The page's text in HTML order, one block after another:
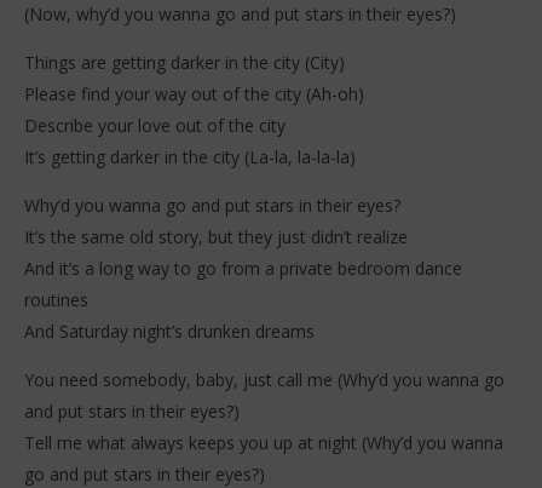
(Now, why’d you wanna go and put stars in their eyes?)
Things are getting darker in the city (City)
Please find your way out of the city (Ah-oh)
Describe your love out of the city
It’s getting darker in the city (La-la, la-la-la)
Why’d you wanna go and put stars in their eyes?
It’s the same old story, but they just didn’t realize
And it’s a long way to go from a private bedroom dance
routines
And Saturday night’s drunken dreams
You need somebody, baby, just call me (Why’d you wanna go
and put stars in their eyes?)
Tell me what always keeps you up at night (Why’d you wanna
go and put stars in their eyes?)